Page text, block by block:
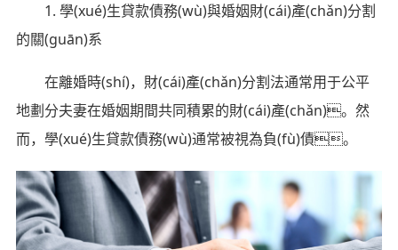
1. 學(xué)生貸款債務(wù)與婚姻財(cái)產(chǎn)分割
的關(guān)系
在離婚時(shí)，財(cái)產(chǎn)分割法通常用于公平
地劃分夫妻在婚姻期間共同積累的財(cái)產(chǎn)。然
而，學(xué)生貸款債務(wù)通常被視為負(fù)債。